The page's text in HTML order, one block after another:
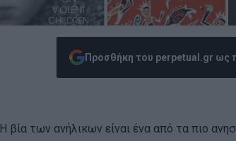
Προσθήκη του perpetual.gr ως
Η βία των ανήλικων είναι ένα από τα πιο